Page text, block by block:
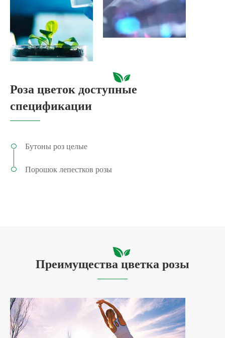
Роза цветок доступные
спецификации
Бутоны роз целые
Порошок лепестков розы
Преимущества цветка розы